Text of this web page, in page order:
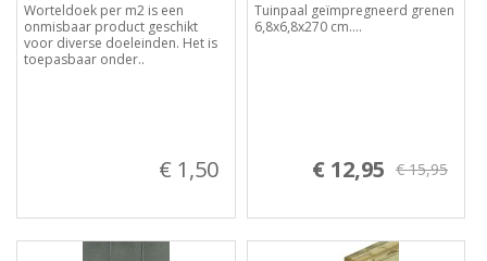
Worteldoek per m2 is een
onmisbaar product geschikt
voor diverse doeleinden. Het is
toepasbaar onder..
€ 1,50
Tuinpaal geïmpregneerd grenen
6,8x6,8x270 cm....
€ 12,95 € 15,95